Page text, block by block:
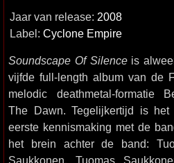
Jaar van release: 2008
Label: Cyclone Empire
Soundscape Of Silenceis
vijfde full-length album van de
melodic deathmetal-formatie
The Dawn. Tegelijkertijd is het
eerste kennismaking met de
het brein achter de band:
Saukkonen. Tuomas